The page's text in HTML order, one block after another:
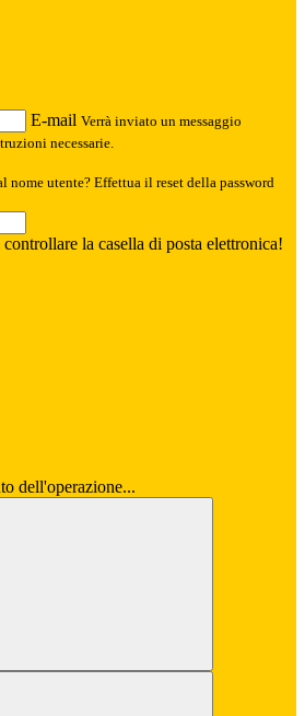
E-mail Verrà inviato un messaggio
necessarie.
nome utente? Effettua il reset della password
la casella di posta elettronica!
dell'operazione...